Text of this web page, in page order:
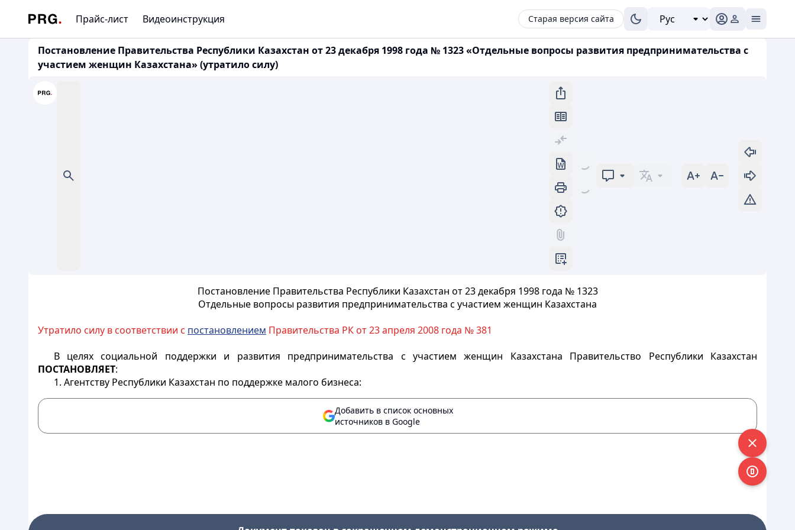
Прайс-лист Видеоинструкция Старая версия сайта
Постановление Правительства Республики Казахстан от 23 декабря 1998 года № 1323 «Отдельные вопросы развития предпринимательства с
участием женщин Казахстана» (утратило силу)
Постановление Правительства Республики Казахстан от 23 декабря 1998 года № 1323
Отдельные вопросы развития предпринимательства с участием женщин Казахстана
Утратило силу в соответствии с постановлением Правительства РК от 23 апреля 2008 года № 381
В целях социальной поддержки и развития предпринимательства с участием женщин Казахстана Правительство Республики Казахстан
ПОСТАНОВЛЯЕТ:
1. Агентству Республики Казахстан по поддержке малого бизнеса:
Добавить в список основных
источников в Google